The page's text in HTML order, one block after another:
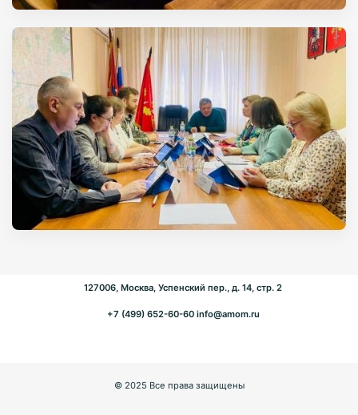
127006, Москва, Успенский пер., д. 14, стр. 2
+7 (499) 652-60-60 info@amom.ru
© 2025 Все права защищены